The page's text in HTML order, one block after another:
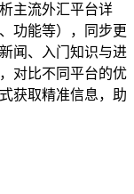
主流外汇平台详
功能等），同步更
闻、入门知识与进
对比不同平台的优
获取精准信息，助